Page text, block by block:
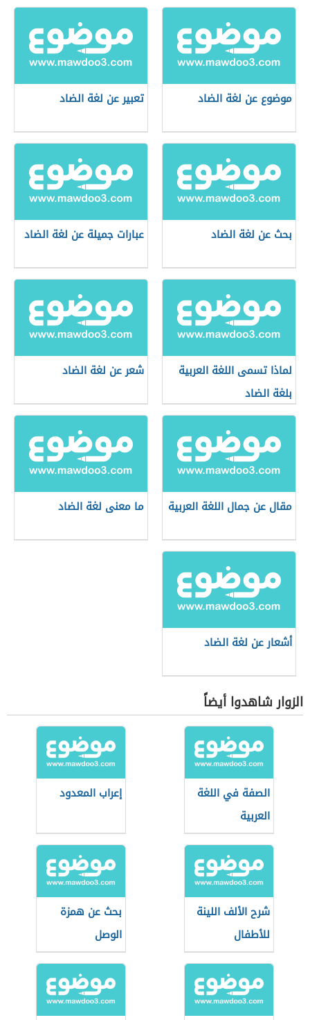
موضوع عن لغة الضاد تعبير عن لغة الضاد
بحث عن لغة الضاد عبارات جميلة عن لغة الضاد
لماذا تسمى اللغة العربية
بلغة الضاد
شعر عن لغة الضاد
مقال عن جمال اللغة العربية ما معنى لغة الضاد
أشعار عن لغة الضاد
الزوار شاهدوا أيضاً
الصفة في اللغة
العربية
إعراب المعدود
شرح الألف اللينة
للأطفال
بحث عن همزة
الوصل